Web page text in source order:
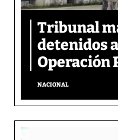
Tribunal
detenidos
Operación
NACIONAL